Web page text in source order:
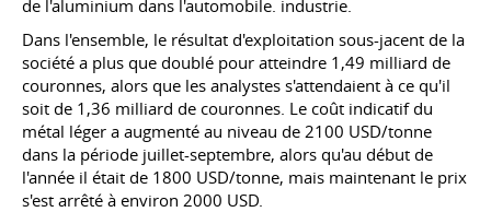
de l'aluminium dans l'automobile. industrie.
Dans l'ensemble, le résultat d'exploitation sous-jacent de la
société a plus que doublé pour atteindre 1,49 milliard de
couronnes, alors que les analystes s'attendaient à ce qu'il
soit de 1,36 milliard de couronnes. Le coût indicatif du
métal léger a augmenté au niveau de 2100 USD/tonne
dans la période juillet-septembre, alors qu'au début de
l'année il était de 1800 USD/tonne, mais maintenant le prix
s'est arrêté à environ 2000 USD.